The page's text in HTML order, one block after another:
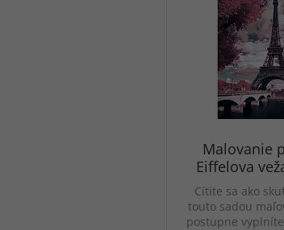
Malovanie
Eiffelova
Cítite sa ako
touto sadou
postupne